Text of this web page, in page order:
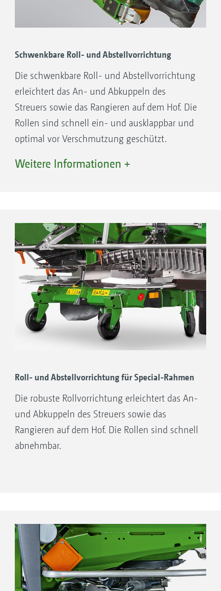
Schwenkbare Roll- und Abstellvorrichtung
Die schwenkbare Roll- und Abstellvorrichtung
erleichtert das An- und Abkuppeln des
Streuers sowie das Rangieren auf dem Hof. Die
Rollen sind schnell ein- und ausklappbar und
optimal vor Verschmutzung geschützt.
Weitere Informationen +
Roll- und Abstellvorrichtung für Special-Rahmen
Die robuste Rollvorrichtung erleichtert das An-
und Ab­kuppeln des Streuers sowie das
Rangieren auf dem Hof. Die Rollen sind schnell
abnehmbar.